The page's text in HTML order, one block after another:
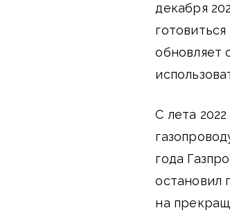
декабря
обновляет
С лета
года
остановил
на